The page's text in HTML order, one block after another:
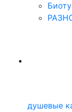
душевые